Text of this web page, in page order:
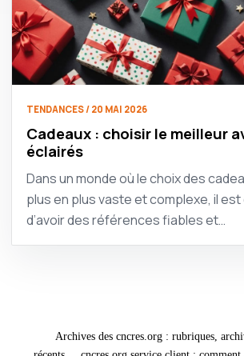
TENDANCES / 20 MAI 2026
Cadeaux : choisir le meilleur
éclairés
Dans un monde où le choix des
plus en plus vaste et complexe, il
d’avoir des références fiables et…
Archives des cncres.org : rubriques,